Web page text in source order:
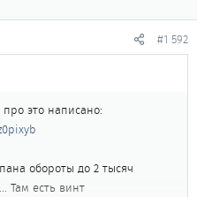
#1 592
это написано:
обороты до 2 тысяч
Там есть винт